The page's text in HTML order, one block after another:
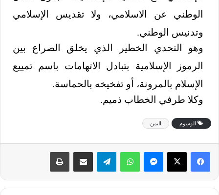
الوطني عن الاسلامي، ولا تقديس الإسلامي
وتدنيس الوطني.
وهو التحدي الخطير الذي يخلق الصراع بين
الرموز الإسلامية بتبادل الاتهامات باسم تمييع
الإسلام بالمرونة، أو تفخيخه بالحماسة.
وكلا طرفي الخطاب ذميم.
الوسوم اليمن